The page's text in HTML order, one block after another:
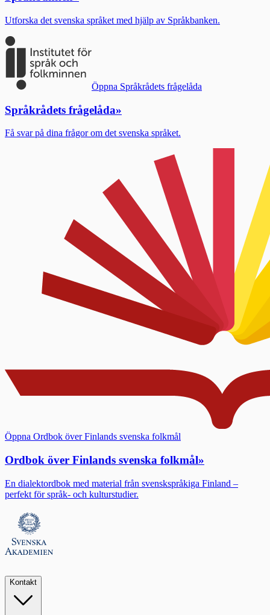
Utforska det svenska språket med hjälp av Språkbanken.
Öppna Språkrådets frågelåda
Språkrådets frågelåda»
Få svar på dina frågor om det svenska språket.
Öppna Ordbok över Finlands svenska folkmål
Ordbok över Finlands svenska folkmål»
En dialektordbok med material från svenskspråkiga Finland –
perfekt för språk- och kulturstudier.
Kontakt